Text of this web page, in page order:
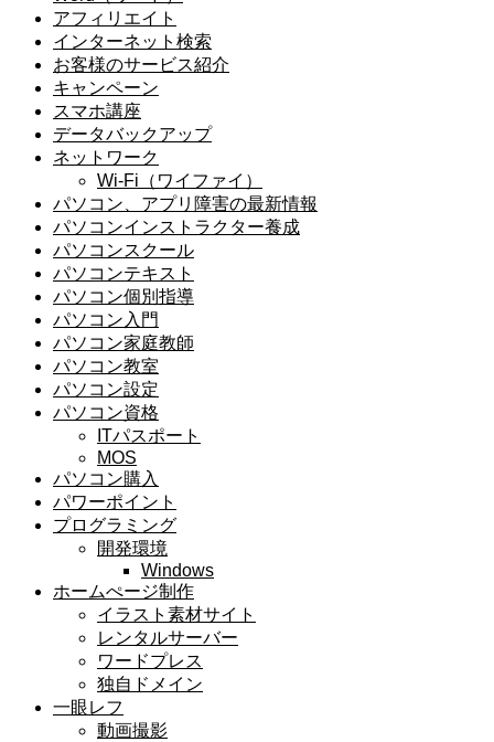
アフィリエイト
インターネット検索
お客様のサービス紹介
キャンペーン
スマホ講座
データバックアップ
ネットワーク
Wi-Fi（ワイファイ）
パソコン、アプリ障害の最新情報
パソコンインストラクター養成
パソコンスクール
パソコンテキスト
パソコン個別指導
パソコン入門
パソコン家庭教師
パソコン教室
パソコン設定
パソコン資格
ITパスポート
MOS
パソコン購入
パワーポイント
プログラミング
開発環境
Windows
ホームぺージ制作
イラスト素材サイト
レンタルサーバー
ワードプレス
独自ドメイン
一眼レフ
動画撮影